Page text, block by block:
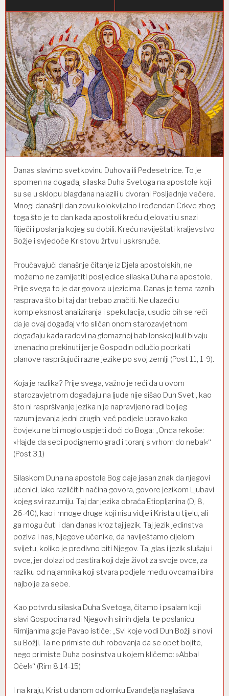
Danas slavimo svetkovinu Duhova ili Pedesetnice. To je
spomen na događaj silaska Duha Svetoga na apostole koji
su se u sklopu blagdana nalazili u dvorani Posljednje večere.
Mnogi današnji dan zovu kolokvijalno i rođendan Crkve zbog
toga što je to dan kada apostoli kreću djelovati u snazi
Riječi i poslanja kojeg su dobili. Kreću naviještati kraljevstvo
Božje i svjedoče Kristovu žrtvu i uskrsnuće.
Proučavajući današnje čitanje iz Djela apostolskih, ne
možemo ne zamijetiti posljedice silaska Duha na apostole.
Prije svega to je dar govora u jezicima. Danas je tema raznih
rasprava što bi taj dar trebao značiti. Ne ulazeći u
kompleksnost analiziranja i spekulacija, usudio bih se reći
da je ovaj događaj vrlo sličan onom starozavjetnom
događaju kada radovi na glomaznoj babilonskoj kuli bivaju
iznenadno prekinuti jer je Gospodin odlučio pobrkati
planove raspršujući razne jezike po svoj zemlji (Post 11, 1-9).
Koja je razlika? Prije svega, važno je reći da u ovom
starozavjetnom događaju na ljude nije sišao Duh Sveti, kao
što ni raspršivanje jezika nije napravljeno radi boljeg
razumijevanja jedni drugih, već podjele upravo kako
čovjeku ne bi moglo uspjeti doći do Boga: „Onda rekoše:
»Hajde da sebi podignemo grad i toranj s vrhom do neba!«“
(Post 3,1)
Silaskom Duha na apostole Bog daje jasan znak da njegovi
učenici, iako različitih načina govora, govore jezikom Ljubavi
kojeg svi razumiju. Taj dar jezika obraća Etiopljanina (Dj 8,
26-40), kao i mnoge druge koji nisu vidjeli Krista u tijelu, ali
ga mogu čuti i dan danas kroz taj jezik. Taj jezik jedinstva
poziva i nas, Njegove učenike, da naviještamo cijelom
svijetu, koliko je predivno biti Njegov. Taj glas i jezik slušaju i
ovce, jer dolazi od pastira koji daje život za svoje ovce, za
razliku od najamnika koji stvara podjele među ovcama i bira
najbolje za sebe.
Kao potvrdu silaska Duha Svetoga, čitamo i psalam koji
slavi Gospodina radi Njegovih silnih djela, te poslanicu
Rimljanima gdje Pavao ističe: „Svi koje vodi Duh Božji sinovi
su Božji. Ta ne primiste duh robovanja da se opet bojite,
nego primiste Duha posinstva u kojem kličemo: »Abba!
Oče!«“ (Rim 8,14-15)
I na kraju, Krist u danom odlomku Evanđelja naglašava